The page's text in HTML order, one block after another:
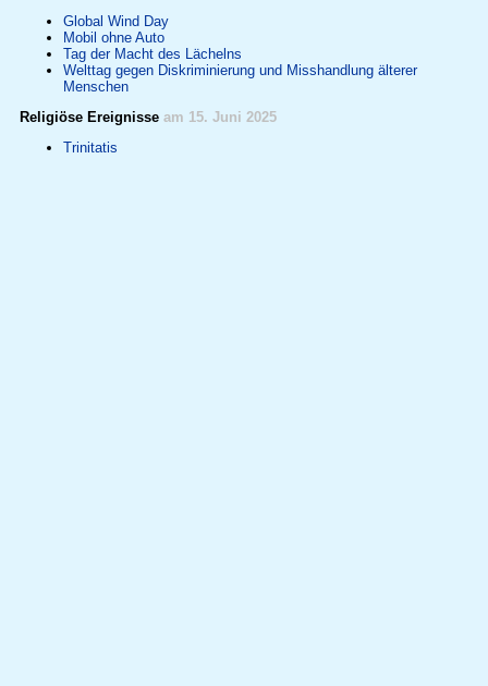
Global Wind Day
Mobil ohne Auto
Tag der Macht des Lächelns
Welttag gegen Diskriminierung und Misshandlung älterer
Menschen
Religiöse Ereignisse am 15. Juni 2025
Trinitatis